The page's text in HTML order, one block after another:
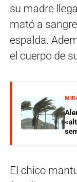
su madre
mató a
espalda.
el cuerpo de
El chico